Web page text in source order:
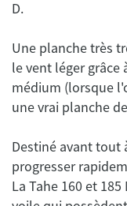
Une planche très
le vent léger grâce
médium (lorsque
Destiné avant tout
progresser
La Tahe 160 et